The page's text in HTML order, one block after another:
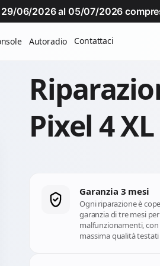
29/06/2026 al 05/07/2026
Autoradio Contattaci
Pixel 4 XL
Garanzia 3 mesi
Ogni riparazione è
garanzia di tre mesi
malfunzionamenti,
massima qualità